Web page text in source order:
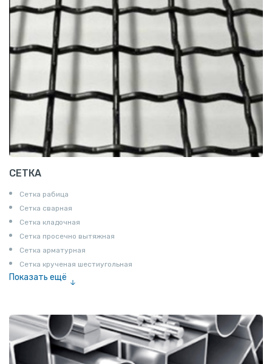
СЕТКА
Сетка рабица
Сетка сварная
Сетка кладочная
Сетка просечно вытяжная
Сетка арматурная
Сетка крученая шестиугольная
Показать ещё